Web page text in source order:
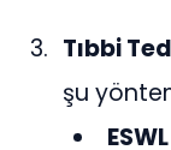
Tıbbi
şu